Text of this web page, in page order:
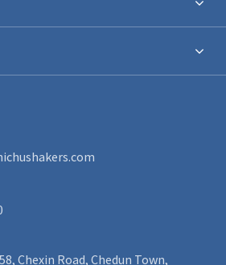
Chexin Road, Chedun Town,